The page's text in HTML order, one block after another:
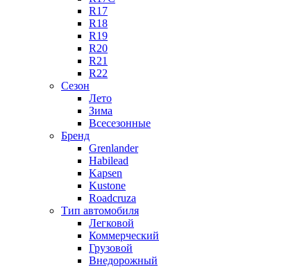
R17
R18
R19
R20
R21
R22
Сезон
Лето
Зима
Всесезонные
Бренд
Grenlander
Habilead
Kapsen
Kustone
Roadcruza
Тип автомобиля
Легковой
Коммерческий
Грузовой
Внедорожный